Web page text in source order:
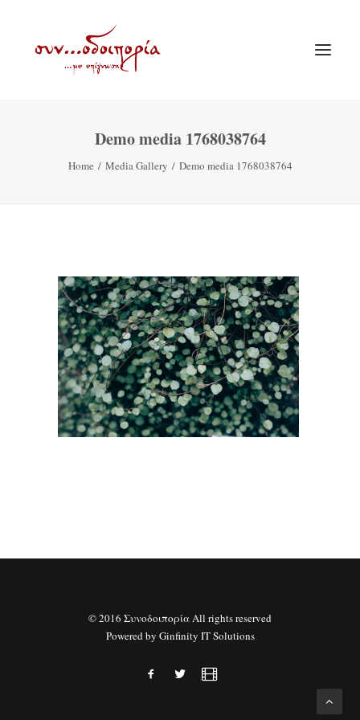
ΘΕΜΑΤΟΛΟΓΙΑ
VIDEO
ΠΑΛΑΙΑ ΣΥΝΟΔΟΙΠΟΡΙΑ
ΕΠΙΚΟΙΝΩΝΙΑ
SEARCH
Demo media 1768038764
Home Media Gallery Demo media 1768038764
© 2016 Συνοδοιπορία All rights reserved
Powered by Ginfinity IT Solutions